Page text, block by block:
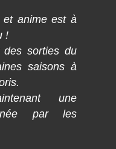
et anime est à
!
des sorties du
saisons à
une
par les